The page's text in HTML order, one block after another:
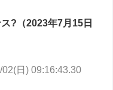
?（2023年7月15日
02(日) 09:16:43.30